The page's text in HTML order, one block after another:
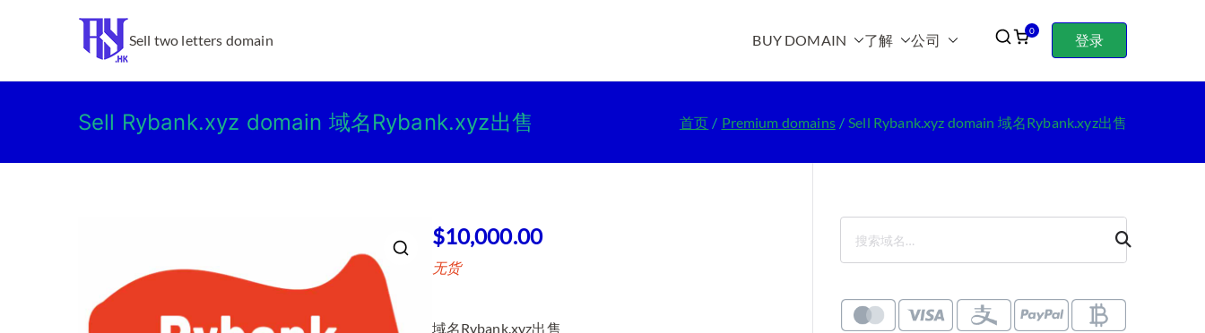
内
Ry.hk
Sell two letters domain BUY DOMAIN 了解 公司
0
登录
Sell Rybank.xyz domain 域名Rybank.xyz出售 首页 Premium domains Sell Rybank.xyz domain 域名Rybank.xyz出售
$10,000.00
域名Rybank.xyz出售
无货